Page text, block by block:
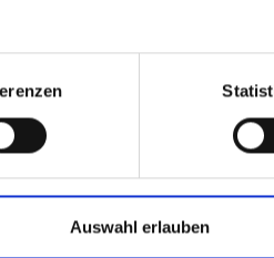
Auswahl erlauben
Nein, danke